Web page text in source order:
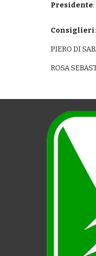
Presidente
Consiglieri:
PIERO DI
ROSA